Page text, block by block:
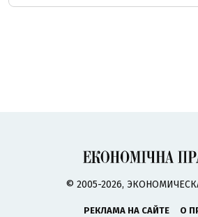
© 2005-2026,
РЕКЛАМА НА САЙТЕ
О